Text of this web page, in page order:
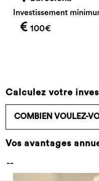
Investissement
100€
Calculez votre
Vos avantages